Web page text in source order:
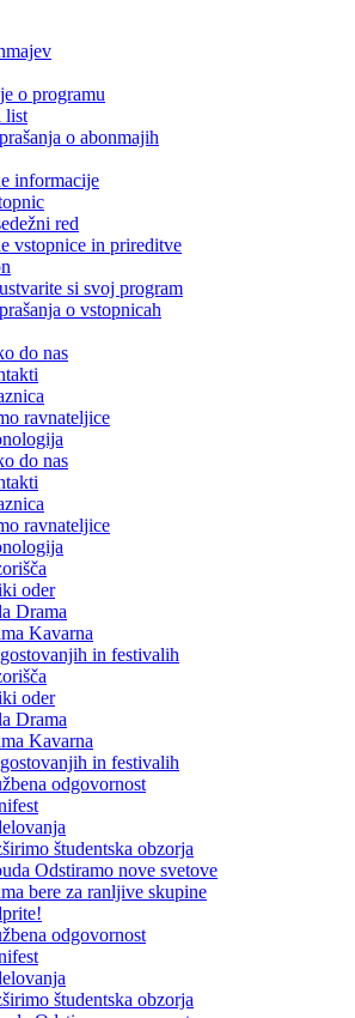
o programu
list
o abonmajih
informacije
red
vstopnice in prireditve
si svoj program
o vstopnicah
do nas
ravnateljice
do nas
ravnateljice
oder
Drama
Kavarna
in festivalih
oder
Drama
Kavarna
in festivalih
odgovornost
študentska obzorja
Odstiramo nove svetove
bere za ranljive skupine
odgovornost
študentska obzorja